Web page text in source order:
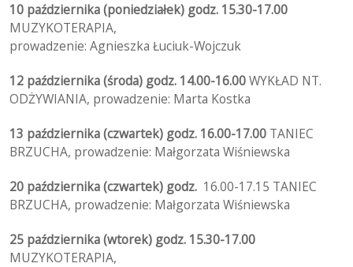
10 października (poniedziałek) godz. 15.30-17.00
MUZYKOTERAPIA,
prowadzenie: Agnieszka Łuciuk-Wojczuk
12 października (środa) godz. 14.00-16.00WYKŁAD NT.
ODŻYWIANIA, prowadzenie: Marta Kostka
13 października (czwartek) godz. 16.00-17.00 TANIEC
BRZUCHA, prowadzenie: Małgorzata Wiśniewska
20 października (czwartek) godz. 16.00-17.15 TANIEC
BRZUCHA, prowadzenie: Małgorzata Wiśniewska
25 października (wtorek) godz. 15.30-17.00
MUZYKOTERAPIA,